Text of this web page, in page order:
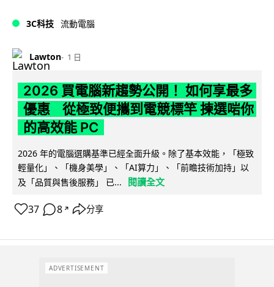
3C科技 流動電腦
Lawton 1 日
2026 買電腦新趨勢公開！ 如何享最多
優惠 從極致便攜到電競標竿 揀選啱你
的高效能 PC
2026 年的電腦選購基準已經全面升級。除了基本效能，「極致
輕量化」、「機身美學」、「AI算力」、「前瞻技術加持」以
及「品質與售後服務」 已...
閱讀全文
37 8 ↗ 分享
ADVERTISEMENT